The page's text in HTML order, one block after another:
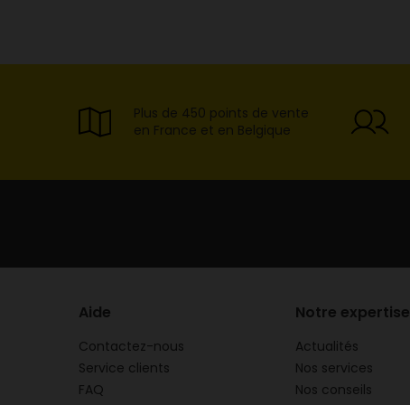
Plus de 450 points de vente
en France et en Belgique
Aide
Contactez-nous
Service clients
FAQ
Notre expertise
Actualités
Nos services
Nos conseils